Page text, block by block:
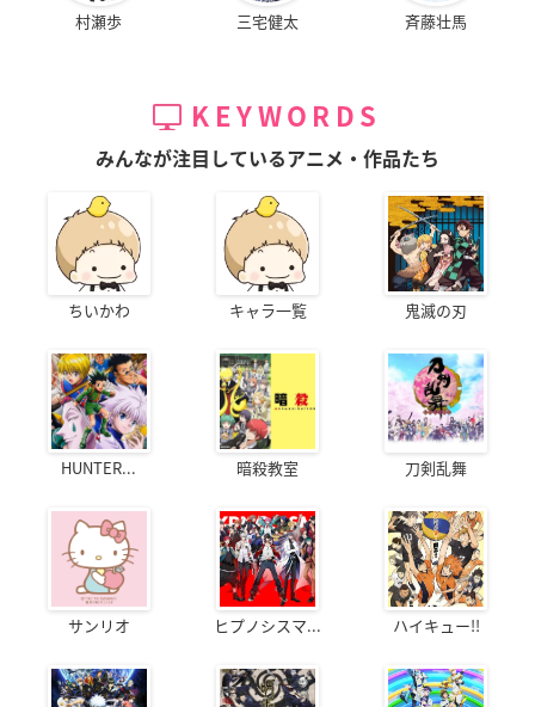
村瀬歩 三宅健太 斉藤壮馬
KEYWORDS
みんなが注目しているアニメ・作品たち
ちいかわ キャラ一覧 鬼滅の刃
HUNTER... 暗殺教室 刀剣乱舞
サンリオ ヒプノシスマ... ハイキュー!!